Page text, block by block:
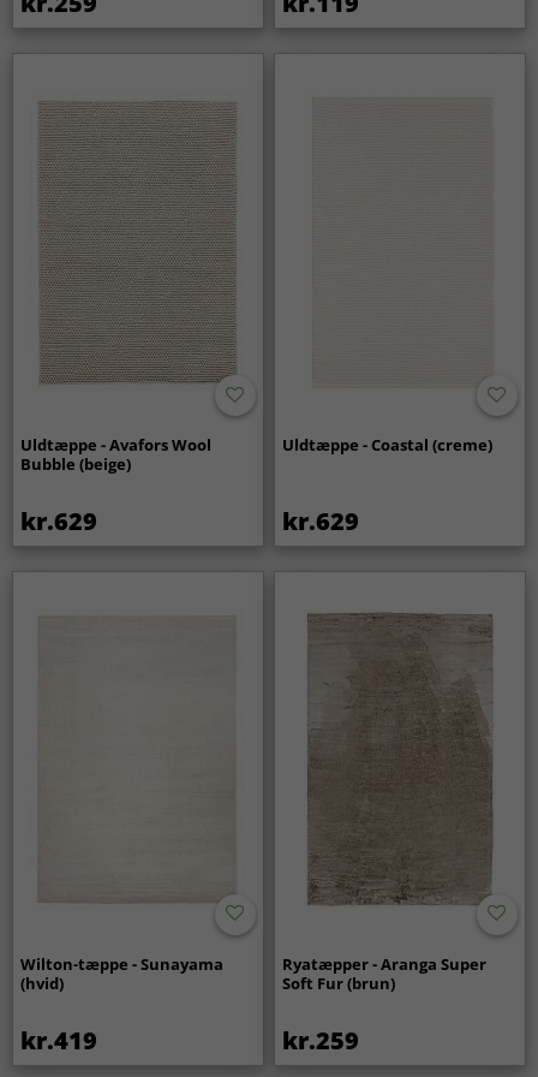
Uldtæppe - Avafors Wool
Bubble (beige)
kr.629
Uldtæppe - Coastal (creme)
kr.629
Wilton-tæppe - Sunayama
(hvid)
kr.419
Ryatæpper - Aranga Super
Soft Fur (brun)
kr.259